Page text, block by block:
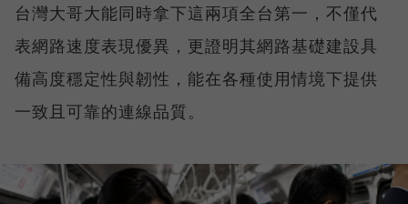
台灣大哥大能同時拿下這兩項全台第一，不僅代
表網路速度表現優異，更證明其網路基礎建設具
備高度穩定性與韌性，能在各種使用情境下提供
一致且可靠的連線品質。